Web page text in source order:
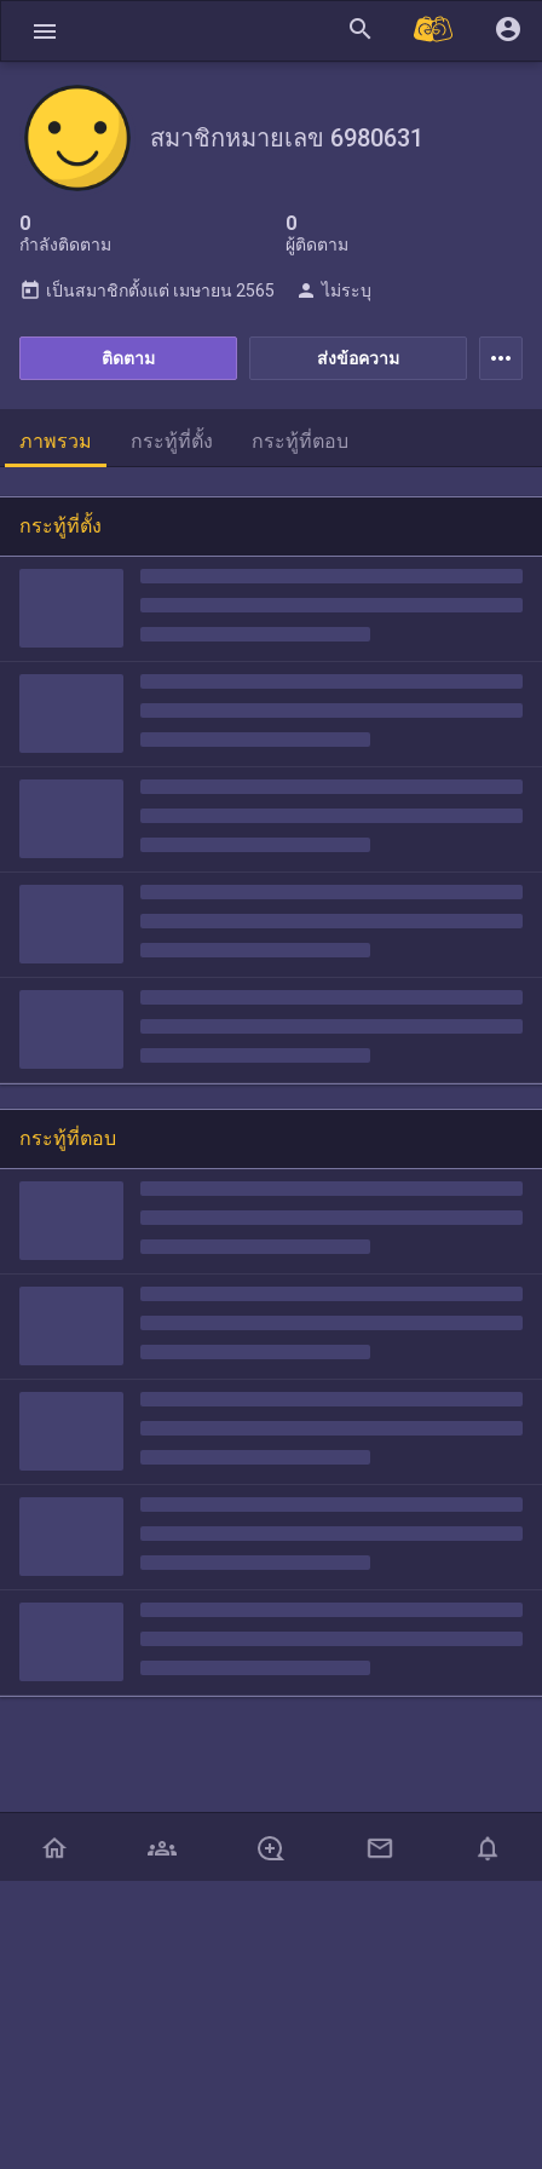
menu search account_circle
สมาชิกหมายเลข 6980631
0
กำลังติดตาม
0
ผู้ติดตาม
ส่งข้อความ
ติดตาม
today เป็นสมาชิกตั้งแต่ เมษายน 2565 person ไม่ระบุ
more_horiz
ภาพรวม กระทู้ที่ตั้ง กระทู้ที่ตอบ
กระทู้ที่ตั้ง
กระทู้ที่ตอบ